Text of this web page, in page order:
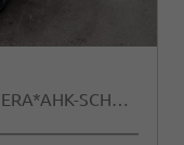
FR 2.0 TDI DSG Kombi DSG*KAMERA*AHK-SCHWENKBAR*NAVI*TEMPOMAT*WINTERPAKET*